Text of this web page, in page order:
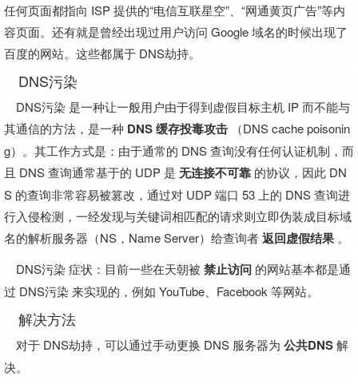
任何页面都指向 ISP 提供的“电信互联星空”、“网通黄页广告”等内
容页面。还有就是曾经出现过用户访问 Google 域名的时候出现了
百度的网站。这些都属于 DNS劫持。
DNS污染
DNS污染 是一种让一般用户由于得到虚假目标主机 IP 而不能与
其通信的方法，是一种 DNS 缓存投毒攻击 （DNS cache poisonin
g）。其工作方式是：由于通常的 DNS 查询没有任何认证机制，而
且 DNS 查询通常基于的 UDP 是 无连接不可靠 的协议，因此 DN
S 的查询非常容易被篡改，通过对 UDP 端口 53 上的 DNS 查询进
行入侵检测，一经发现与关键词相匹配的请求则立即伪装成目标域
名的解析服务器（NS，Name Server）给查询者返回虚假结果 。
DNS污染 症状：目前一些在天朝被 禁止访问 的网站基本都是通
过 DNS污染 来实现的，例如 YouTube、Facebook 等网站。
解决方法
对于 DNS劫持，可以通过手动更换 DNS 服务器为 公共DNS解
决。